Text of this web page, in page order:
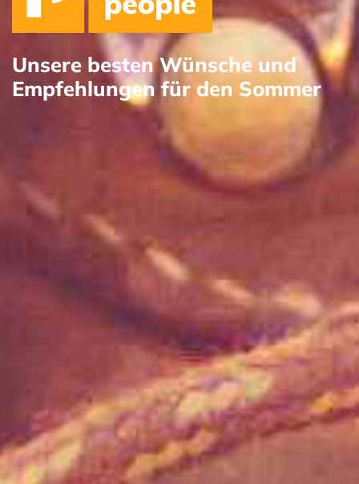
Unsere besten Wünsche und
Empfehlungen für den Sommer